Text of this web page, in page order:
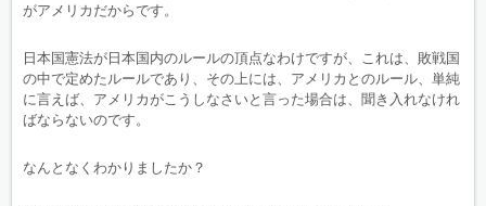
がアメリカだからです。
日本国憲法が日本国内のルールの頂点なわけですが、これは、敗戦国
の中で定めたルールであり、その上には、アメリカとのルール、単純
に言えば、アメリカがこうしなさいと言った場合は、聞き入れなけれ
ばならないのです。
なんとなくわかりましたか？